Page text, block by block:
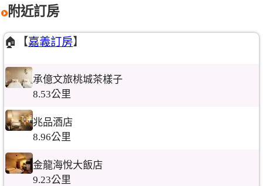
附近訂房
🏠【嘉義訂房】
承億文旅桃城茶樣子
8.53公里
兆品酒店
8.96公里
金龍海悅大飯店
9.23公里